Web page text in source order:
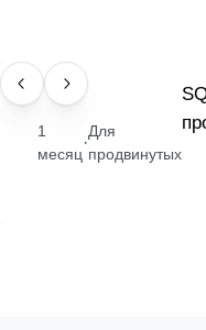
НАВЫК
1
месяц
·
Для
продвинутых